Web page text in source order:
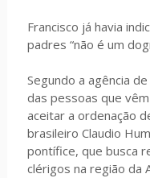
Francisco já havia
padres “não é um
Segundo a agência
das pessoas que
aceitar a ordenação
brasileiro Claudio
pontífice, que busca
clérigos na região da